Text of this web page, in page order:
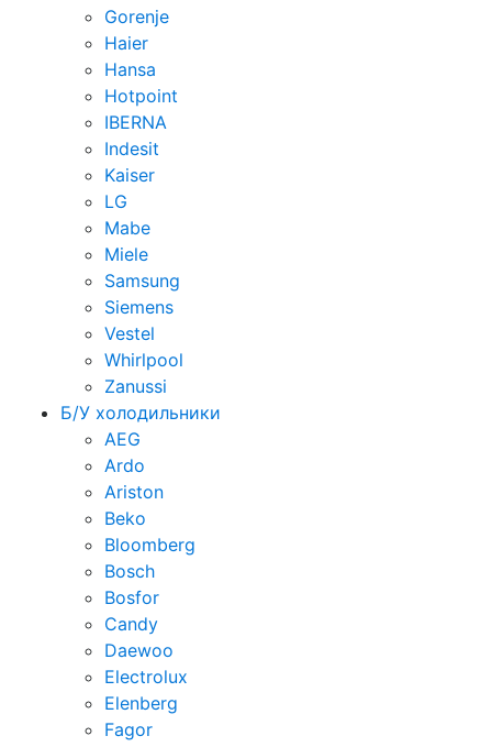
Gorenje
Haier
Hansa
Hotpoint
IBERNA
Indesit
Kaiser
LG
Mabe
Miele
Samsung
Siemens
Vestel
Whirlpool
Zanussi
Б/У холодильники
AEG
Ardo
Ariston
Beko
Bloomberg
Bosch
Bosfor
Candy
Daewoo
Electrolux
Elenberg
Fagor